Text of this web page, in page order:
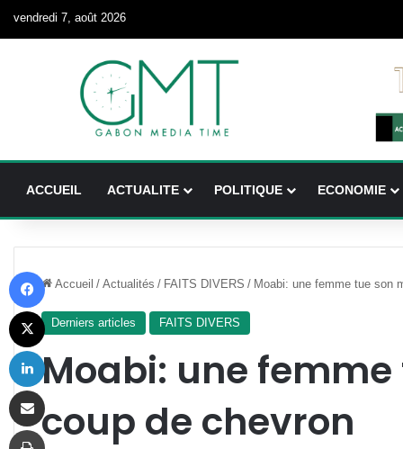
vendredi 7, août 2026
ACCUEIL ACTUALITE POLITIQUE ECONOMIE
Accueil / Actualités / FAITS DIVERS / Moabi: une femme tue son
Derniers articles FAITS DIVERS
Moabi: une
coup de chevron
X
Imprimer